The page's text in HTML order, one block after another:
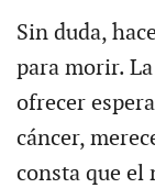
Sin duda,
para morir.
ofrecer
cáncer,
consta que el